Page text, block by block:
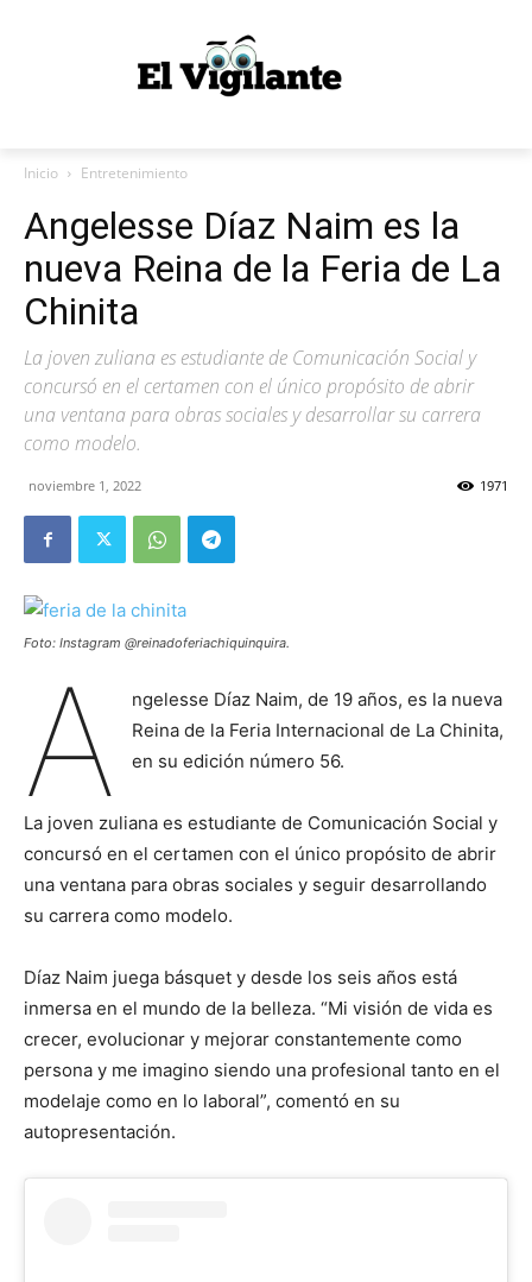
Inicio Entretenimiento
Angelesse Díaz Naim es la
nueva Reina de la Feria de La
Chinita
La joven zuliana es estudiante de Comunicación Social y
concursó en el certamen con el único propósito de abrir
una ventana para obras sociales y desarrollar su carrera
como modelo.
noviembre 1, 2022 1971
Foto: Instagram @reinadoferiachiquinquira.
A
ngelesse Díaz Naim, de 19 años, es la nueva
Reina de la Feria Internacional de La Chinita,
en su edición número 56.
La joven zuliana es estudiante de Comunicación Social y
concursó en el certamen con el único propósito de abrir
una ventana para obras sociales y seguir desarrollando
su carrera como modelo.
Díaz Naim juega básquet y desde los seis años está
inmersa en el mundo de la belleza. “Mi visión de vida es
crecer, evolucionar y mejorar constantemente como
persona y me imagino siendo una profesional tanto en el
modelaje como en lo laboral”, comentó en su
autopresentación.